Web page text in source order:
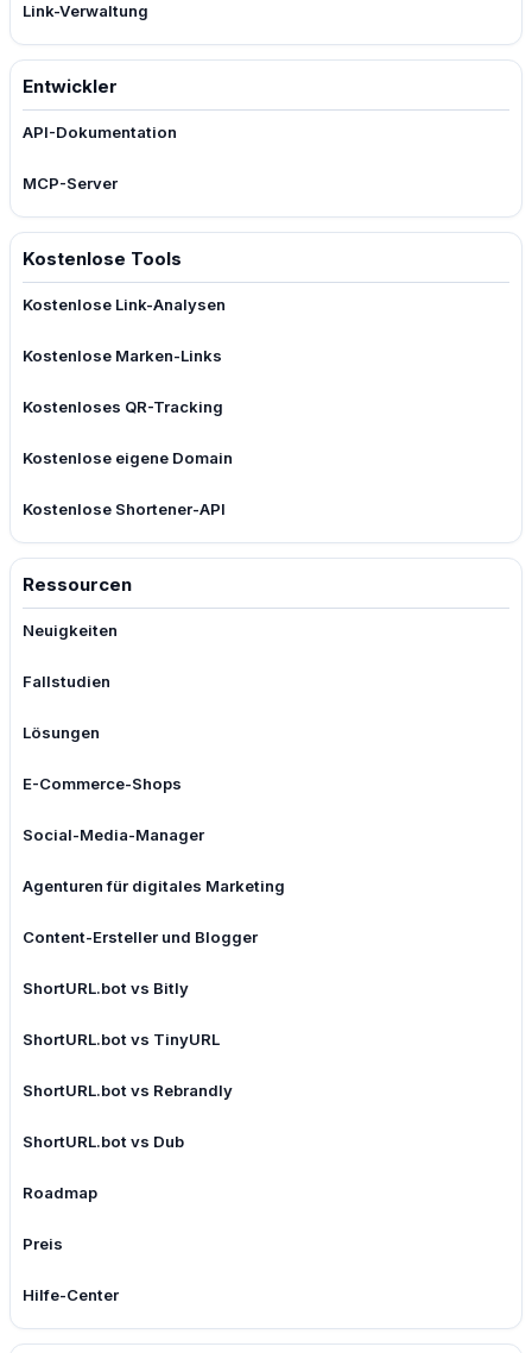
Link-Verwaltung
Entwickler
API-Dokumentation
MCP-Server
Kostenlose Tools
Kostenlose Link-Analysen
Kostenlose Marken-Links
Kostenloses QR-Tracking
Kostenlose eigene Domain
Kostenlose Shortener-API
Ressourcen
Neuigkeiten
Fallstudien
Lösungen
E-Commerce-Shops
Social-Media-Manager
Agenturen für digitales Marketing
Content-Ersteller und Blogger
ShortURL.bot vs Bitly
ShortURL.bot vs TinyURL
ShortURL.bot vs Rebrandly
ShortURL.bot vs Dub
Roadmap
Preis
Hilfe-Center